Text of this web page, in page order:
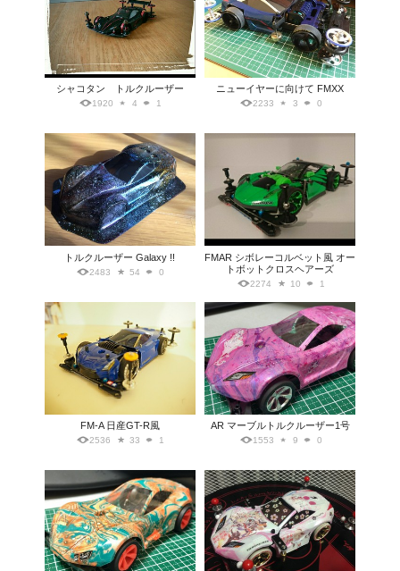
シャコタン トルクルーザー
1920 4 1
ニューイヤーに向けて FMXX
2233 3 0
トルクルーザー Galaxy !!
2483 54 0
FMAR シボレーコルベット風 オー
トボットクロスヘアーズ
2274 10 1
FM-A 日産GT-R風
2536 33 1
AR マーブルトルクルーザー1号
1553 9 0